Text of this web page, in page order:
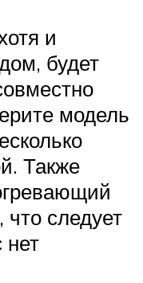
и
будет
модель
Также
следует
нет